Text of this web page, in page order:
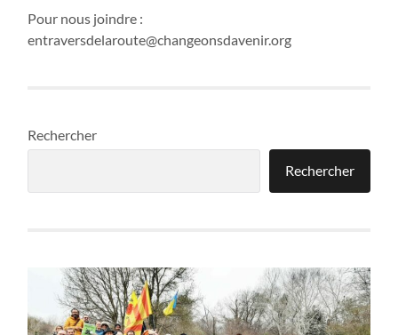
Pour nous joindre :
entraversdelaroute@changeonsdavenir.org
Rechercher
Rechercher